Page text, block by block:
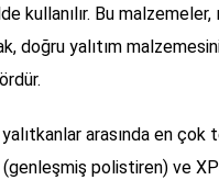
kullanılır. Bu malzemeler,
doğru yalıtım
yalıtkanlar arasında en
(genleşmiş polistiren) ve